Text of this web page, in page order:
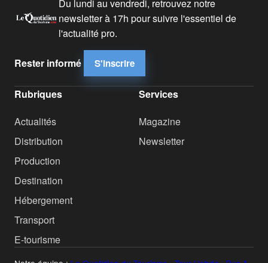
Du lundi au vendredi, retrouvez notre
newsletter à 17h pour suivre l'essentiel de
l'actualité pro.
Rester informé S'inscrire
Rubriques
Actualités
Distribution
Production
Destination
Hébergement
Transport
E-tourisme
Services
Magazine
Newsletter